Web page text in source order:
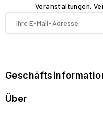
Veranstaltungen,
Über